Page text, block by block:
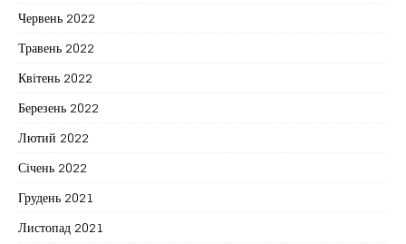
Червень 2022
Травень 2022
Квітень 2022
Березень 2022
Лютий 2022
Січень 2022
Грудень 2021
Листопад 2021